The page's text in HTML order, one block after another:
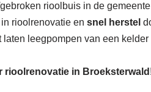
rioolbuis in de
rioolrenovatie en snel herstel
leegpompen van een
rioolrenovatie in